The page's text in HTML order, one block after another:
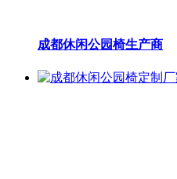
成都休闲公园椅生产商